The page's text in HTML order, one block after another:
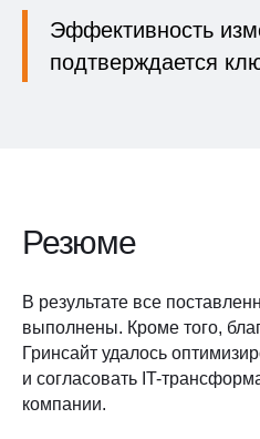
Эффективность
подтверждается
Резюме
В результате все
выполнены. Кроме того,
Гринсайт удалось
и согласовать IT-
компании.